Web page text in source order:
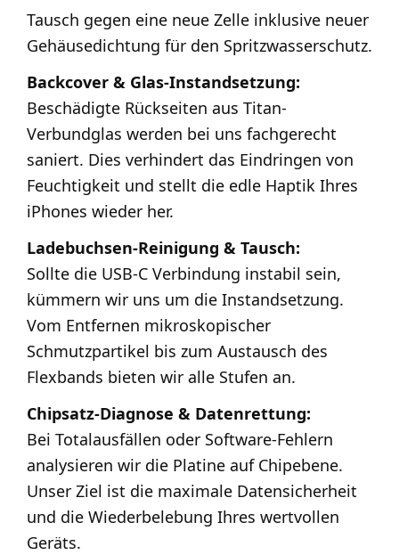
Tausch gegen eine neue Zelle inklusive neuer
Gehäusedichtung für den Spritzwasserschutz.
Backcover & Glas-Instandsetzung:
Beschädigte Rückseiten aus Titan-
Verbundglas werden bei uns fachgerecht
saniert. Dies verhindert das Eindringen von
Feuchtigkeit und stellt die edle Haptik Ihres
iPhones wieder her.
Ladebuchsen-Reinigung & Tausch:
Sollte die USB-C Verbindung instabil sein,
kümmern wir uns um die Instandsetzung.
Vom Entfernen mikroskopischer
Schmutzpartikel bis zum Austausch des
Flexbands bieten wir alle Stufen an.
Chipsatz-Diagnose & Datenrettung:
Bei Totalausfällen oder Software-Fehlern
analysieren wir die Platine auf Chipebene.
Unser Ziel ist die maximale Datensicherheit
und die Wiederbelebung Ihres wertvollen
Geräts.